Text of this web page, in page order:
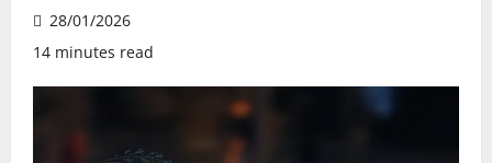
28/01/2026
14 minutes read